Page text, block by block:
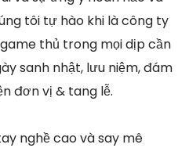
tôi tự hào khi là công ty
thủ trong mọi dịp cần
sanh nhật, lưu niệm, đám
đơn vị & tang lễ.
nghề cao và say mê